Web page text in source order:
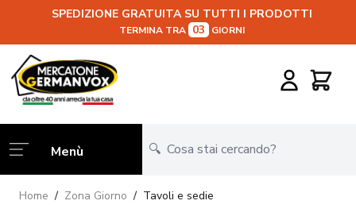
SPEDIZIONE GRATUITA SU TUTTI I PRODOTTI
TERMINA TRA 03 GIORNI
Salta al contenuto
Carrello
Menù
Home / Zona Giorno / Tavoli e sedie